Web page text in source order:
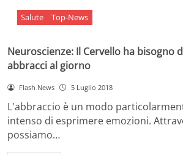
Salute Top-News
Neuroscienze: Il Cervello ha bisogno
abbracci al giorno
Flash News 5 Luglio 2018
L'abbraccio è un modo
intenso di esprimere emozioni.
possiamo…